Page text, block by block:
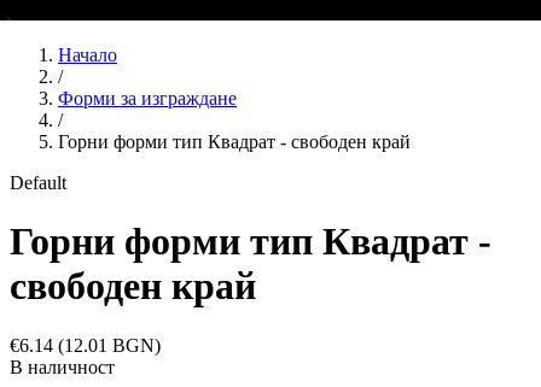
Начало
/
Форми за изграждане
/
Горни форми тип Квадрат - свободен край
Default
Горни форми тип Квадрат -
свободен край
€6.14 (12.01 BGN)
В наличност